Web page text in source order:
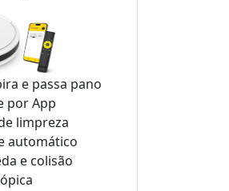
e passa pano
por App
limpreza
automático
e colisão